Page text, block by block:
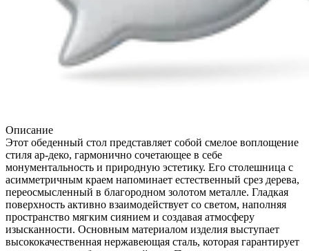
Описание
Этот обеденный стол представляет собой смелое воплощение
стиля ар-деко, гармонично сочетающее в себе
монументальность и природную эстетику. Его столешница с
асимметричным краем напоминает естественный срез дерева,
переосмысленный в благородном золотом металле. Гладкая
поверхность активно взаимодействует со светом, наполняя
пространство мягким сиянием и создавая атмосферу
изысканности. Основным материалом изделия выступает
высококачественная нержавеющая сталь, которая гарантирует